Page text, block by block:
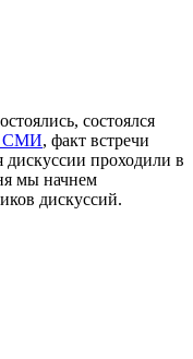
состоялся
СМИ, факт встречи
проходили в
мы начнем
дискуссий.